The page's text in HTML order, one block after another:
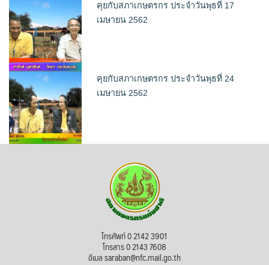
คุยกับสภาเกษตรกร ประจำวันพุธที่ 17
เมษายน 2562
คุยกับสภาเกษตรกร ประจำวันพุธที่ 24
เมษายน 2562
โทรศัพท์ 0 2142 3901
โทรสาร 0 2143 7608
อีเมล saraban@nfc.mail.go.th